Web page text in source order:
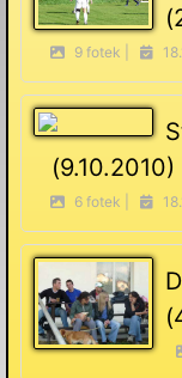
9 fotek |
(9.10.2010)
6 fotek |